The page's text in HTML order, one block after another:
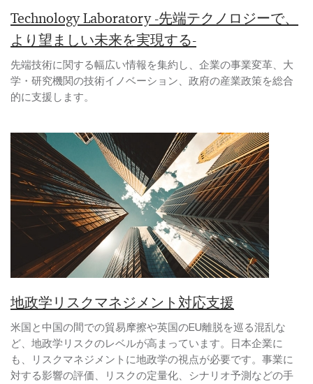
Technology Laboratory -先端テクノロジーで、
より望ましい未来を実現する-
先端技術に関する幅広い情報を集約し、企業の事業変革、大
学・研究機関の技術イノベーション、政府の産業政策を総合
的に支援します。
地政学リスクマネジメント対応支援
米国と中国の間での貿易摩擦や英国のEU離脱を巡る混乱な
ど、地政学リスクのレベルが高まっています。日本企業に
も、リスクマネジメントに地政学の視点が必要です。事業に
対する影響の評価、リスクの定量化、シナリオ予測などの手